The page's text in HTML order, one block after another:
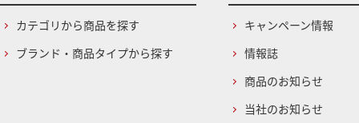
カテゴリから商品を探す
ブランド・商品タイプから探す
キャンペーン情報
情報誌
商品のお知らせ
当社のお知らせ